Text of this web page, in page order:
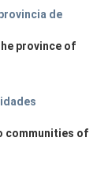
de
province of
communities of